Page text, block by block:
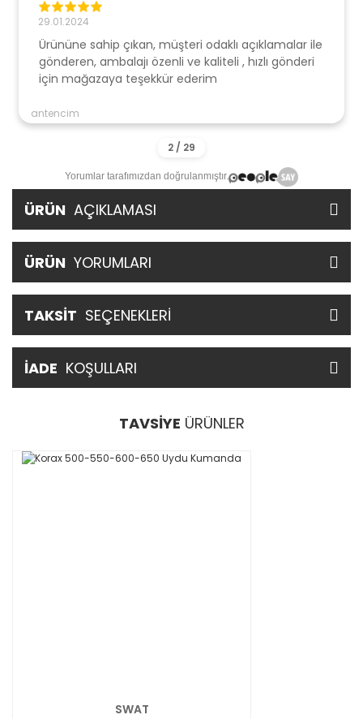
29.01.2024
Ürününe sahip çıkan, müşteri odaklı açıklamalar ile
gönderen, ambalajı özenli ve kaliteli , hızlı gönderi
için mağazaya teşekkür ederim
antencim
Yorumlar tarafımızdan doğrulanmıştır.
ÜRÜN AÇIKLAMASI
ÜRÜN YORUMLARI
TAKSİT SEÇENEKLERİ
İADE KOŞULLARI
TAVSİYE ÜRÜNLER
SWAT